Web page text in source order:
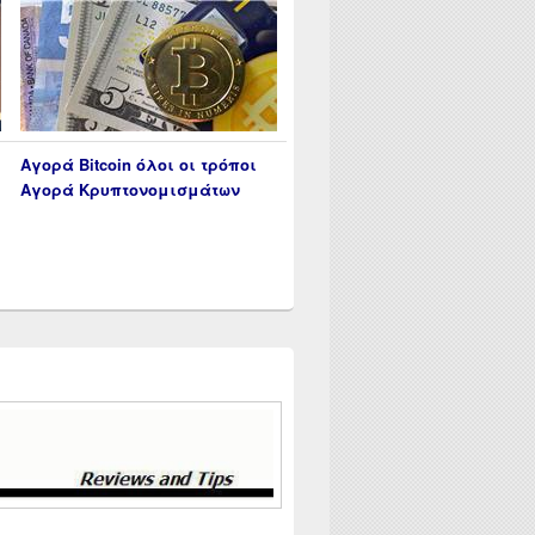
Αγορά Bitcoin όλοι οι τρόποι
Αγορά Κρυπτονομισμάτων